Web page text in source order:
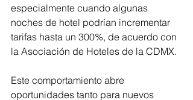
especialmente cuando algunas
noches de hotel podrían incrementar
tarifas hasta un 300%, de acuerdo con
la Asociación de Hoteles de la CDMX.
Este comportamiento abre
oportunidades tanto para nuevos